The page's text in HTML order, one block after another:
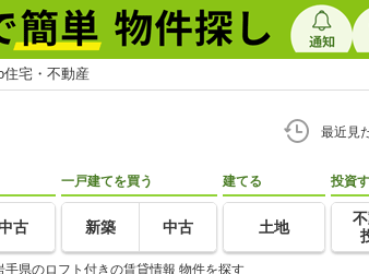
宅・不動産
最近見
古
一戸建てを買う
新築 中古
建てる
土地
投資
手県のロフト付きの賃貸情報 物件を探す